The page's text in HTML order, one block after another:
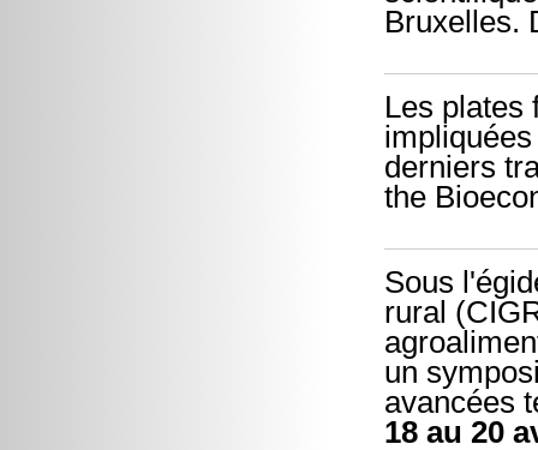
Bruxelles.
Les plates
derniers
the
Sous
rural
un
avancées
18 au 20